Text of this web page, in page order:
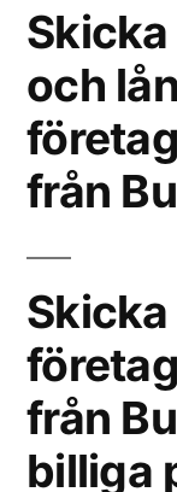
och
från
från
billiga